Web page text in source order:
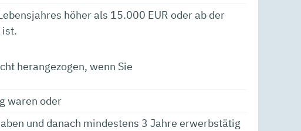
höher als 15.000 EUR oder ab der
ist.
herangezogen, wenn Sie
waren oder
und danach mindestens 3 Jahre erwerbstätig